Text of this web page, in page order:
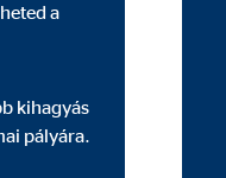
a
kihagyás
pályára.
megértésében, hogy